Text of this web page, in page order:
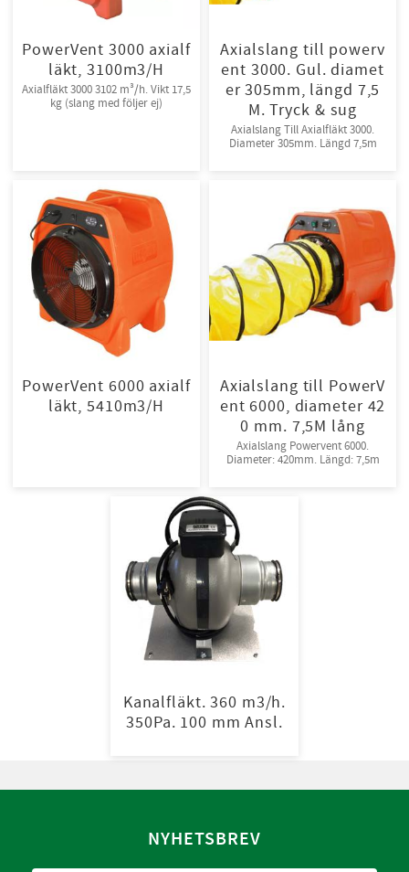
PowerVent 3000 axialf
läkt, 3100m3/H
Axialfläkt 3000 3102 m³/h. Vikt 17,5
kg (slang med följer ej)
Axialslang till powerv
ent 3000. Gul. diamet
er 305mm, längd 7,5
M. Tryck & sug
Axialslang Till Axialfläkt 3000.
Diameter 305mm. Längd 7,5m
PowerVent 6000 axialf
läkt, 5410m3/H
Axialslang till PowerV
ent 6000, diameter 42
0 mm. 7,5M lång
Axialslang Powervent 6000.
Diameter: 420mm. Längd: 7,5m
Kanalfläkt. 360 m3/h.
350Pa. 100 mm Ansl.
NYHETSBREV